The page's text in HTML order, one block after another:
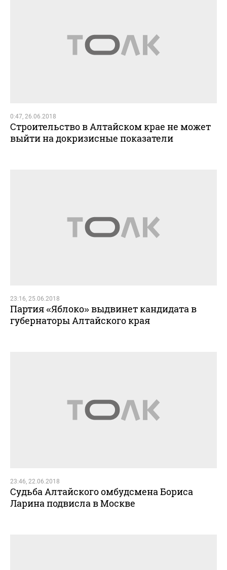
0:47, 26.06.2018
Строительство в Алтайском крае не может
выйти на докризисные показатели
23:16, 25.06.2018
Партия «Яблоко» выдвинет кандидата в
губернаторы Алтайского края
23:46, 22.06.2018
Судьба Алтайского омбудсмена Бориса
Ларина подвисла в Москве